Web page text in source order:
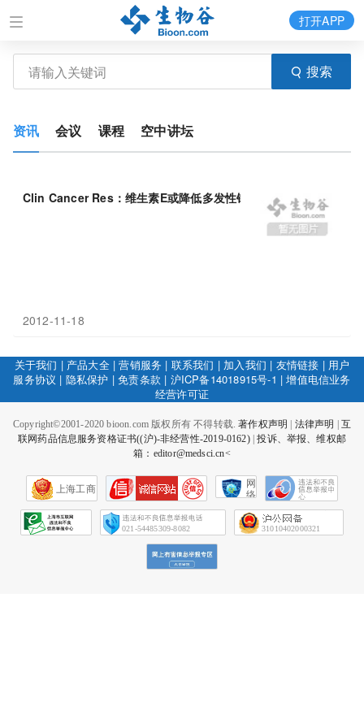
搜索
打开APP
资讯 会议 课程 空中讲坛
Clin Cancer Res：维生素E或降低多发性错构 综合征患者的癌
2012-11-18
关于我们 | 产品大全|营销服务 | 联系我们 | 加入我们 | 友情链接 | 用户
服务协议 | 隐私保护 |免责条款 | 沪ICP备14018915号-1 |增值电信业务
经营许可证
Copyright©2001-2020 bioon.com 版权所有 不得转载.著作权声明 法律声明
互
联网药品信息服务资格证书((沪)-非经营性-2019-0162)|投诉、举报、维权邮
箱：editor@medsci.cn<
上海工商
网
络
会
征
021-54485309-8082 31010402000321